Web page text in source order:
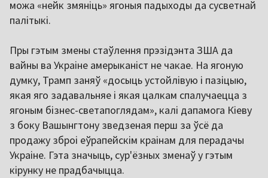
можа «нейк змяніць» ягоныя падыходы да сусветнай
палітыкі.
Пры гэтым змены стаўлення прэзідэнта ЗША да
вайны ва Украіне амерыканіст не чакае. На ягоную
думку, Трамп заняў «досыць устойлівую і пазіцыю,
якая яго задавальняе і якая цалкам спалучаецца з
ягоным бізнес-светапоглядам», калі дапамога Кіеву
з боку Вашынгтону зведзеная перш за ўсё да
продажу зброі еўрапейскім краінам для перадачы
Украіне. Гэта значыць, сур'ёзных зменаў у гэтым
кірунку не прадбачыцца.